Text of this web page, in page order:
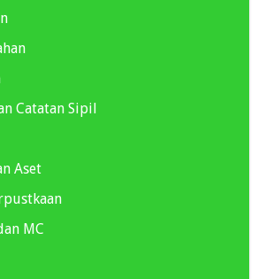
Catatan Sipil
Aset
MC